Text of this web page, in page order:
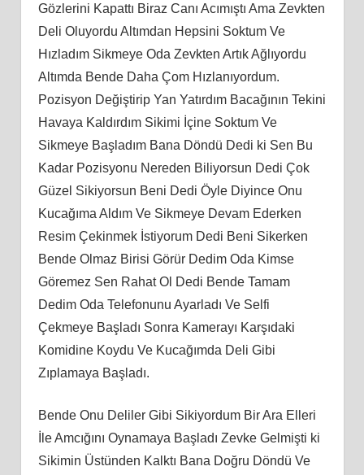
Gözlerini Kapattı Biraz Canı Acımıştı Ama Zevkten
Deli Oluyordu Altımdan Hepsini Soktum Ve
Hızladım Sikmeye Oda Zevkten Artık Ağlıyordu
Altımda Bende Daha Çom Hızlanıyordum.
Pozisyon Değiştirip Yan Yatırdım Bacağının Tekini
Havaya Kaldırdım Sikimi İçine Soktum Ve
Sikmeye Başladım Bana Döndü Dedi ki Sen Bu
Kadar Pozisyonu Nereden Biliyorsun Dedi Çok
Güzel Sikiyorsun Beni Dedi Öyle Diyince Onu
Kucağıma Aldım Ve Sikmeye Devam Ederken
Resim Çekinmek İstiyorum Dedi Beni Sikerken
Bende Olmaz Birisi Görür Dedim Oda Kimse
Göremez Sen Rahat Ol Dedi Bende Tamam
Dedim Oda Telefonunu Ayarladı Ve Selfi
Çekmeye Başladı Sonra Kamerayı Karşıdaki
Komidine Koydu Ve Kucağımda Deli Gibi
Zıplamaya Başladı.
Bende Onu Deliler Gibi Sikiyordum Bir Ara Elleri
İle Amcığını Oynamaya Başladı Zevke Gelmişti ki
Sikimin Üstünden Kalktı Bana Doğru Döndü Ve